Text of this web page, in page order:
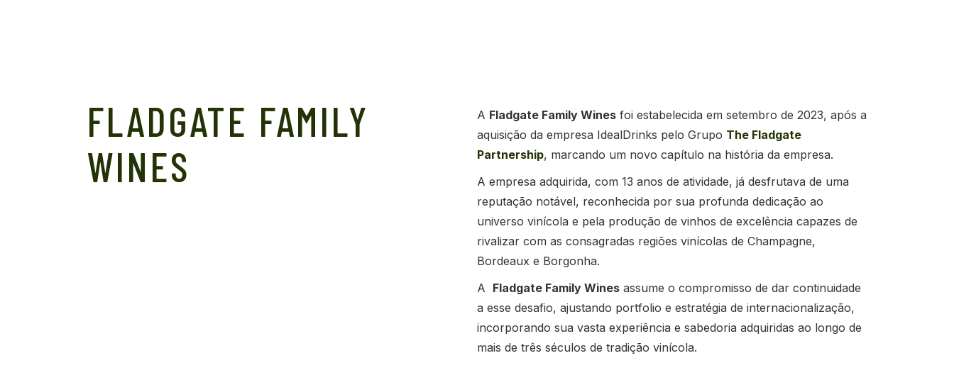
FLADGATE FAMILY
WINES
A Fladgate Family Wines foi estabelecida em setembro de 2023, após a
aquisição da empresa IdealDrinks pelo Grupo The Fladgate
Partnership, marcando um novo capítulo na história da empresa.
A empresa adquirida, com 13 anos de atividade, já desfrutava de uma
reputação notável, reconhecida por sua profunda dedicação ao
universo vinícola e pela produção de vinhos de excelência capazes de
rivalizar com as consagradas regiões vinícolas de Champagne,
Bordeaux e Borgonha.
A Fladgate Family Wines assume o compromisso de dar continuidade
a esse desafio, ajustando portfolio e estratégia de internacionalização,
incorporando sua vasta experiência e sabedoria adquiridas ao longo de
mais de três séculos de tradição vinícola.